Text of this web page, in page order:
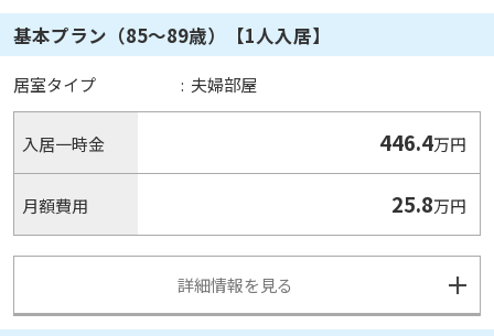
基本プラン（85～89歳）【1人入居】
居室タイプ : 夫婦部屋
入居一時金 446.4万円
月額費用 25.8万円
詳細情報を見る